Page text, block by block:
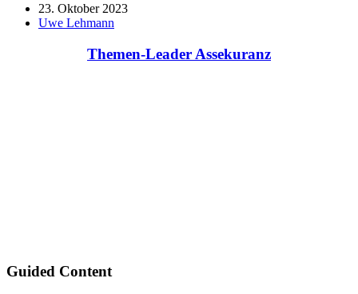
23. Oktober 2023
Uwe Lehmann
Themen-Leader Assekuranz
Guided Content